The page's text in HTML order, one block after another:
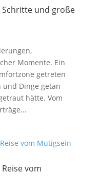
Schritte und große
Momente. Ein
getreten
und Dinge getan
hätte. Vom
vom